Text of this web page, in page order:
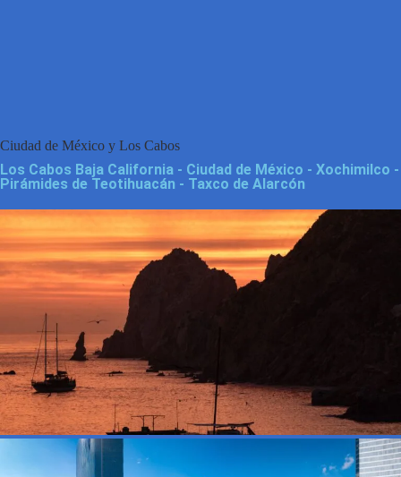
Ciudad de México y Los Cabos
Los Cabos Baja California - Ciudad de México - Xochimilco -
Pirámides de Teotihuacán - Taxco de Alarcón